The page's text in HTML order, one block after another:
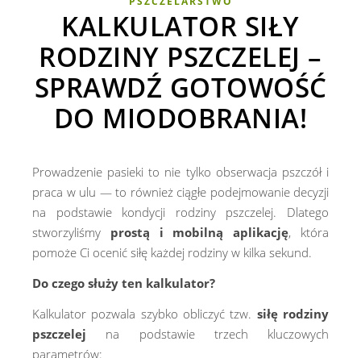
KALKULATOR SIŁY
RODZINY PSZCZELEJ –
SPRAWDŹ GOTOWOŚĆ
DO MIODOBRANIA!
Prowadzenie pasieki to nie tylko obserwacja pszczół i
praca w ulu — to również ciągłe podejmowanie decyzji
na podstawie kondycji rodziny pszczelej. Dlatego
stworzyliśmy prostą i mobilną aplikację, która
pomoże Ci ocenić siłę każdej rodziny w kilka sekund.
Do czego służy ten kalkulator?
Kalkulator pozwala szybko obliczyć tzw. siłę rodziny
pszczelej na podstawie trzech kluczowych
parametrów: